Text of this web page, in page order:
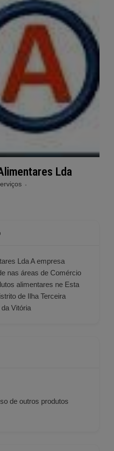
Lda
Lda A empresa
nas áreas de Comércio
alimentares ne Esta
de Ilha Terceira
Vitória
de outros produtos